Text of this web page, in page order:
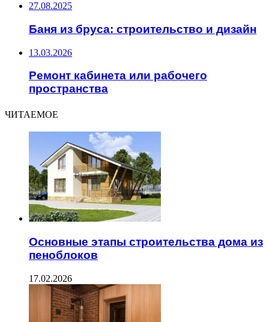
27.08.2025
Баня из бруса: строительство и дизайн
13.03.2026
Ремонт кабинета или рабочего
пространства
ЧИТАЕМОЕ
Основные этапы строительства дома из
пеноблоков
17.02.2026